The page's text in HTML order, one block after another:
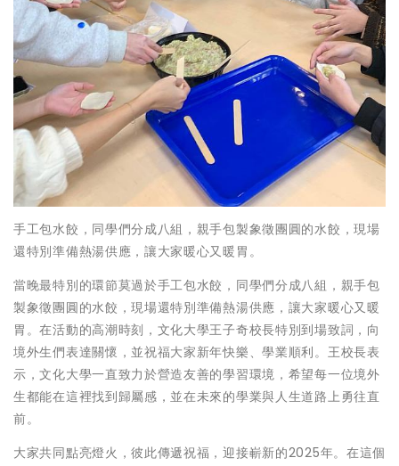
手工包水餃，同學們分成八組，親手包製象徵團圓的水餃，現場
還特別準備熱湯供應，讓大家暖心又暖胃。
當晚最特別的環節莫過於手工包水餃，同學們分成八組，親手包
製象徵團圓的水餃，現場還特別準備熱湯供應，讓大家暖心又暖
胃。在活動的高潮時刻，文化大學王子奇校長特別到場致詞，向
境外生們表達關懷，並祝福大家新年快樂、學業順利。王校長表
示，文化大學一直致力於營造友善的學習環境，希望每一位境外
生都能在這裡找到歸屬感，並在未來的學業與人生道路上勇往直
前。
大家共同點亮燈火，彼此傳遞祝福，迎接嶄新的2025年。在這個